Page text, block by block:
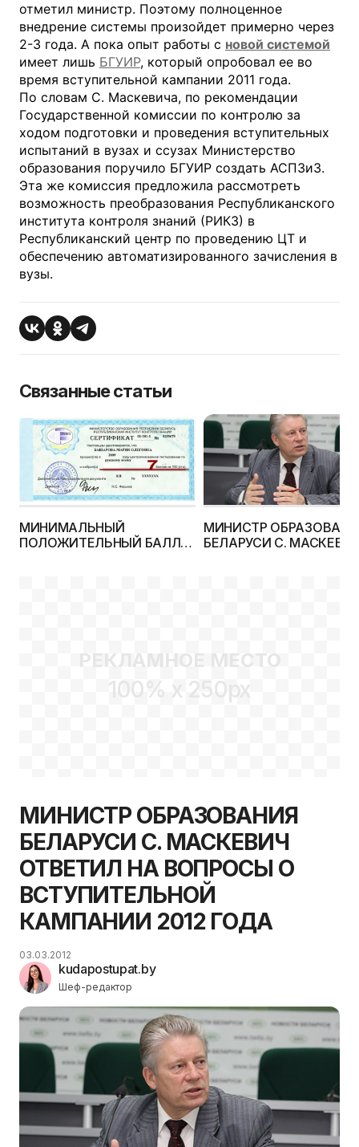
отметил министр. Поэтому полноценное
внедрение системы произойдет примерно через
2-3 года. А пока опыт работы с новой системой
имеет лишь БГУИР, который опробовал ее во
время вступительной кампании 2011 года.
По словам С. Маскевича, по рекомендации
Государственной комиссии по контролю за
ходом подготовки и проведения вступительных
испытаний в вузах и ссузах Министерство
образования поручило БГУИР создать АСПЗиЗ.
Эта же комиссия предложила рассмотреть
возможность преобразования Республиканского
института контроля знаний (РИКЗ) в
Республиканский центр по проведению ЦТ и
обеспечению автоматизированного зачисления в
вузы.
Связанные статьи
МИНИМАЛЬНЫЙ
ПОЛОЖИТЕЛЬНЫЙ БАЛЛ
МИНИСТР
БЕЛАРУСИ С.
РЕКЛАМНОЕ МЕСТО
100% x 250px
МИНИСТР ОБРАЗОВАНИЯ
БЕЛАРУСИ С. МАСКЕВИЧ
ОТВЕТИЛ НА ВОПРОСЫ О
ВСТУПИТЕЛЬНОЙ
КАМПАНИИ 2012 ГОДА
kudapostupat.by
Шеф-редактор
03.03.2012